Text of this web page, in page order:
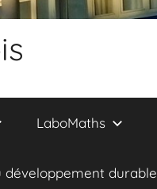
LaboMaths
développement durable